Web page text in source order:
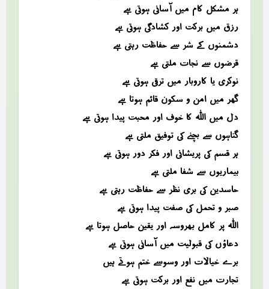
ہر مشکل کام میں آسانی ہوتی ہے
رزق میں برکت اور کشادگی ہوتی ہے
دشمنوں کے شر سے حفاظت رہتی ہے
قرضوں سے نجات ملتی ہے
نوکری یا کاروبار میں ترقی ہوتی ہے
گھر میں امن و سکون قائم ہوتا ہے
دل میں اللہ کا خوف اور محبت پیدا ہوتی ہے
گناہوں سے بچنے کی توفیق ملتی ہے
ہر قسم کی پریشانی اور فکر دور ہوتی ہے
بیماریوں سے شفا ملتی ہے
حاسدین کی بری نظر سے حفاظت رہتی ہے
صبر و تحمل کی صفت پیدا ہوتی ہے
اللہ پر کامل بھروسہ اور یقین حاصل ہوتا ہے
دعاؤں کی قبولیت میں آسانی ہوتی ہے
برے خیالات اور وسوسے ختم ہوتے ہیں
تجارت میں نفع اور برکت ہوتی ہے